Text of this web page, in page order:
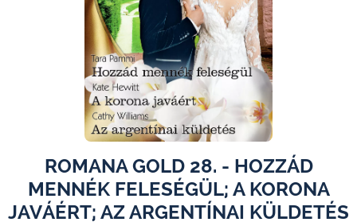
ROMANA GOLD 28. - HOZZÁD
MENNÉK FELESÉGÜL; A KORONA
JAVÁÉRT; AZ ARGENTÍNAI KÜLDETÉS